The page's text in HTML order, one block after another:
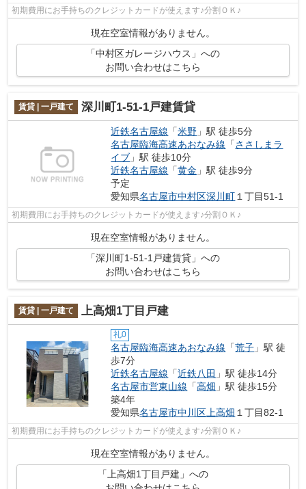
初期費用にお手持ちのクレジットカードが使えます♪分割ＯＫ♪
現在空室情報がありません。
「中村区ガレージハウス」への
お問い合わせはこちら
賃貸 | 一戸建て 深川町1‐51‐1戸建賃貸
近鉄名古屋線 「米野 」駅 徒歩5分
名古屋臨海高速あおなみ線 「ささしまラ
イブ 」駅 徒歩10分
近鉄名古屋線 「黄金 」駅 徒歩9分
予定
愛知県名古屋市中村区深川町 １丁目51-1
初期費用にお手持ちのクレジットカードが使えます♪分割ＯＫ♪
現在空室情報がありません。
「深川町1‐51‐1戸建賃貸」への
お問い合わせはこちら
賃貸 | 一戸建て 上高畑1丁目戸建
礼0
名古屋臨海高速あおなみ線 「荒子 」駅 徒
歩7分
近鉄名古屋線 「近鉄八田 」駅 徒歩14分
名古屋市営東山線 「高畑 」駅 徒歩15分
築4年
愛知県名古屋市中川区上高畑 １丁目82-1
初期費用にお手持ちのクレジットカードが使えます♪分割ＯＫ♪
現在空室情報がありません。
「上高畑1丁目戸建」への